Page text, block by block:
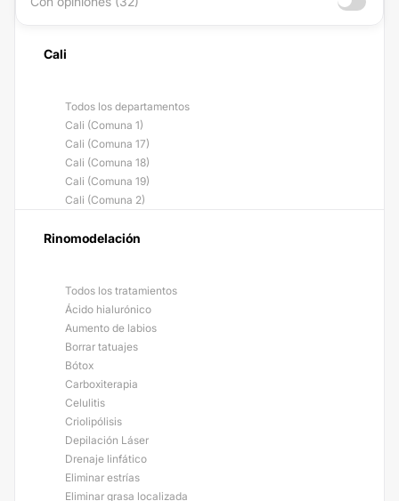
Cali
Todos los departamentos
Cali (Comuna 1)
Cali (Comuna 17)
Cali (Comuna 18)
Cali (Comuna 19)
Cali (Comuna 2)
Rinomodelación
Todos los tratamientos
Ácido hialurónico
Aumento de labios
Borrar tatuajes
Bótox
Carboxiterapia
Celulitis
Criolipólisis
Depilación Láser
Drenaje linfático
Eliminar estrías
Eliminar grasa localizada